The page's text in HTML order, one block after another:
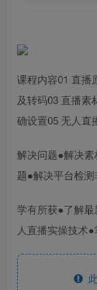
课程内容01 直播
及转码03 直播素
确设置05 无人直
解决问题●解决
题●解决平台检测
学有所获●了解
人直播实操技术
此